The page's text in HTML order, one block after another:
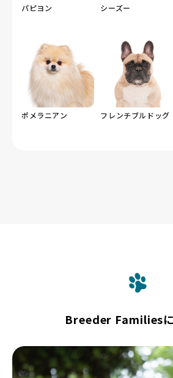
パピヨン シーズー
ポメラニアン フレンチブルドッグ
Breeder Families